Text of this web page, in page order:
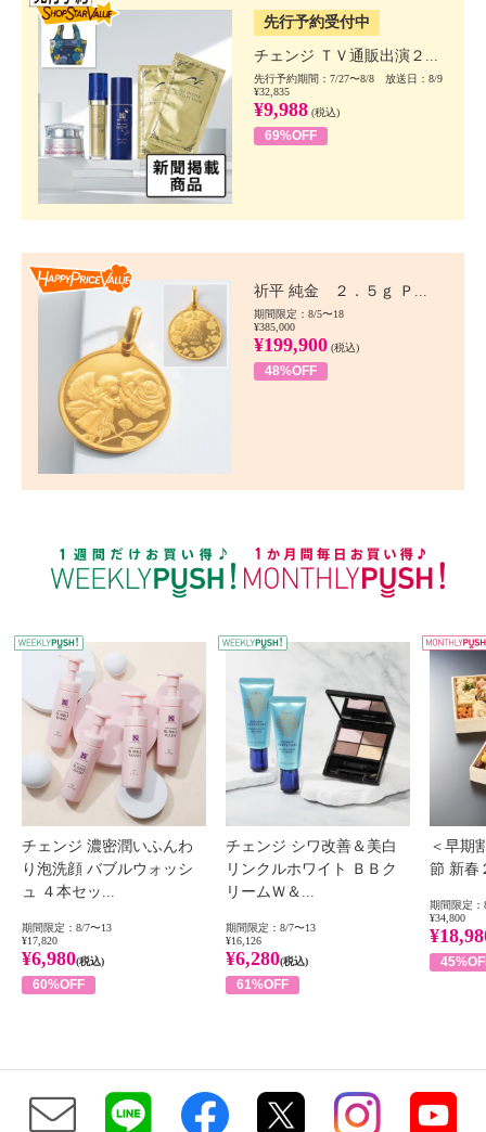
先行予約受付中
チェンジ ＴＶ通販出演２...
先行予約期間：7/27〜8/8 放送日：8/9
¥32,835
¥9,988 (税込)
69%OFF
祈平 純金 ２．５ｇ Ｐ...
期間限定：8/5〜18
¥385,000
¥199,900 (税込)
48%OFF
WEEKLY PUSH
チェンジ 濃密潤いふんわ
り泡洗顔 バブルウォッシ
ュ ４本セッ...
期間限定：8/7〜13
¥17,820
¥6,980(税込)
60%OFF
チェンジ シワ改善＆美白
リンクルホワイト ＢＢク
リームＷ＆...
期間限定：8/7〜13
¥16,126
¥6,280(税込)
61%OFF
＜早期
節 新春
期間限定：
¥34,800